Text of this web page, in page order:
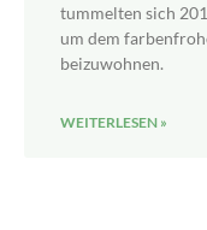
tummelten sich
um dem
beizuwohnen.
WEITERLESEN »